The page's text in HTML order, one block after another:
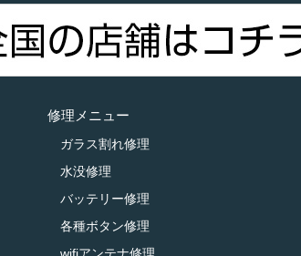
修理メニュー
ガラス割れ修理
水没修理
バッテリー修理
各種ボタン修理
wifiアンテナ修理